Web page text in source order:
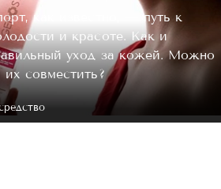
как известно, — путь к
и красоте. Как и
уход за кожей. Можно
их совместить?